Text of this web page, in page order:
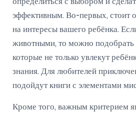
определиться с выбором и
эффективным. Во-первых, стоит
на интересы вашего ребёнка.
животными, то можно подобрать
которые не только увлекут
знания. Для любителей
подойдут книги с элементами
Кроме того, важным критерием